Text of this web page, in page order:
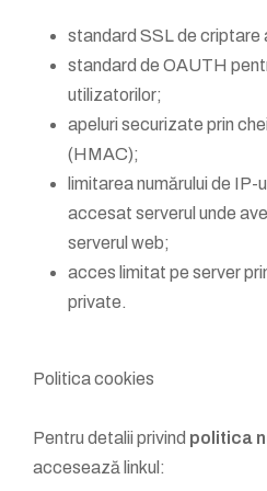
standard SSL de criptare
standard de OAUTH
utilizatorilor;
apeluri securizate prin
(HMAC);
limitarea numărului de
accesat serverul unde
serverul web;
acces limitat pe server
private.
Politica cookies
Pentru detalii privind politica
accesează linkul: